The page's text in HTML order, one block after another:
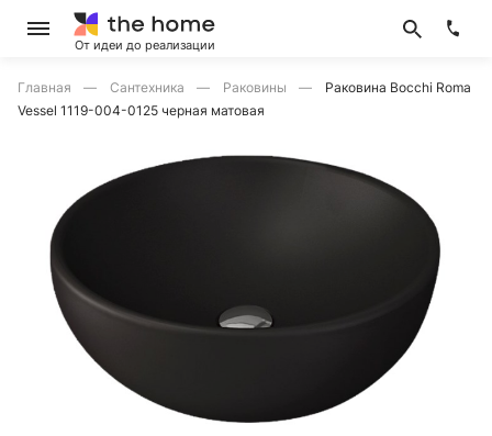
От идеи до реализации
Главная Сантехника Раковины
Раковина Bocchi Roma
Vessel 1119-004-0125 черная матовая